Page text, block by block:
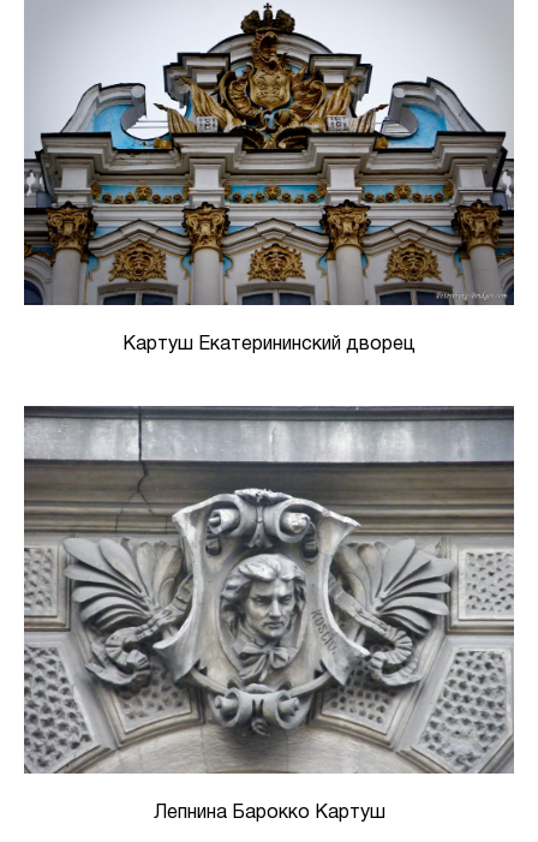
Картуш Екатерининский дворец
Лепнина Барокко Картуш